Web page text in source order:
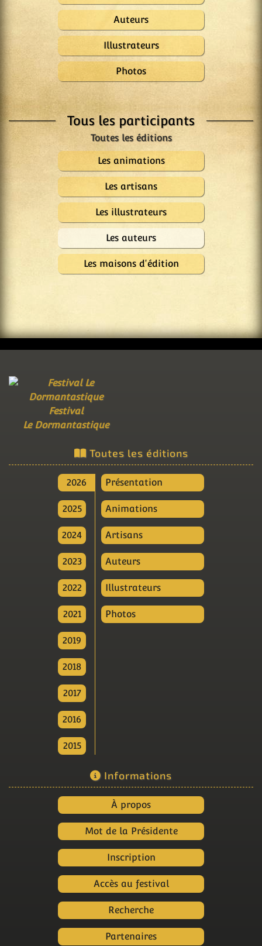
Auteurs
Illustrateurs
Photos
Tous les participants
Les animations
Les artisans
Les illustrateurs
Les auteurs
Les maisons d'édition
Festival
Le Dormantastique
Toutes les éditions
2026
2025
2024
2023
2022
2021
2019
2018
2017
2016
2015
Présentation
Animations
Artisans
Auteurs
Illustrateurs
Photos
Informations
À propos
Mot de la Présidente
Inscription
Accès au festival
Recherche
Partenaires